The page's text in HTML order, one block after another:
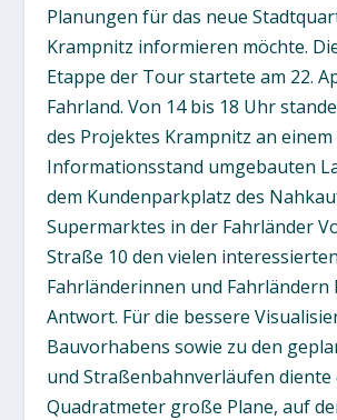
Planungen für das neue
Krampnitz informieren möchte.
Etappe der Tour startete am 22.
Fahrland. Von 14 bis 18 Uhr
des Projektes Krampnitz an einem
Informationsstand umgebauten
dem Kundenparkplatz des
Supermarktes in der Fahrländer
Straße 10 den vielen interessierten
Fahrländerinnen und Fahrländern
Antwort. Für die bessere
Bauvorhabens sowie zu den
und Straßenbahnverläufen diente
Quadratmeter große Plane, auf